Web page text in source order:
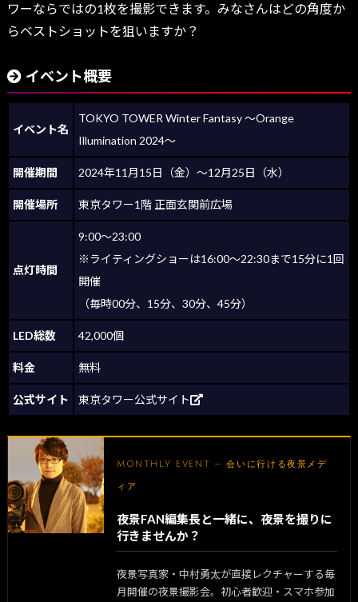
ワーならではの1枚を撮影できます。みなさんはどの角度か
らベストショットを狙いますか？
イベント概要
イベント名
TOKYO TOWER Winter Fantasy ～Orange
Illumination 2024～
開催期間 2024年11月15日（金）～12月25日（水）
開催場所 東京タワー1階 正面玄関前広場
点灯時間
9:00～23:00
※ライティングショーは16:00～22:30まで15分に1回
開催
（毎時00分、15分、30分、45分）
LED総数 42,000個
料金 無料
公式サイト 東京タワー公式サイト
MONTHLY EVENT — 会いに行ける夜景メデ
ィア
夜景FAN編集長と一緒に、夜景を撮りに
行きませんか？
夜景写真家・中村勇太が直接レクチャーする毎
月開催の夜景撮影会。初心者歓迎・スマホ参加